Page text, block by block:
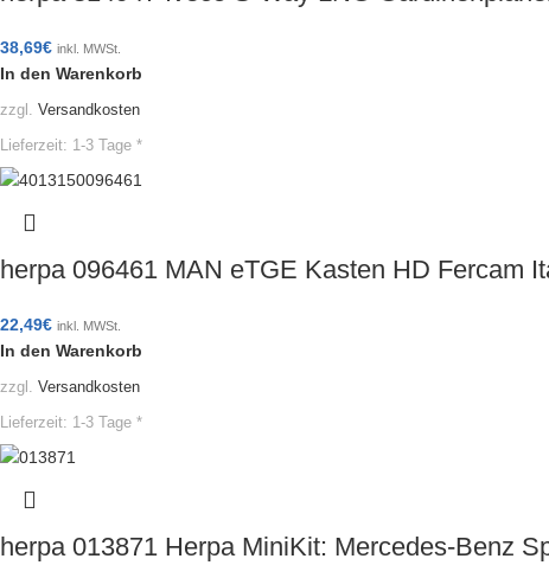
38,69€ inkl. MWSt.
In den Warenkorb
zzgl. Versandkosten
Lieferzeit: 1-3 Tage *
herpa 096461 MAN eTGE Kasten HD Fercam
22,49€ inkl. MWSt.
In den Warenkorb
zzgl. Versandkosten
Lieferzeit: 1-3 Tage *
herpa 013871 Herpa MiniKit: Mercedes-Benz